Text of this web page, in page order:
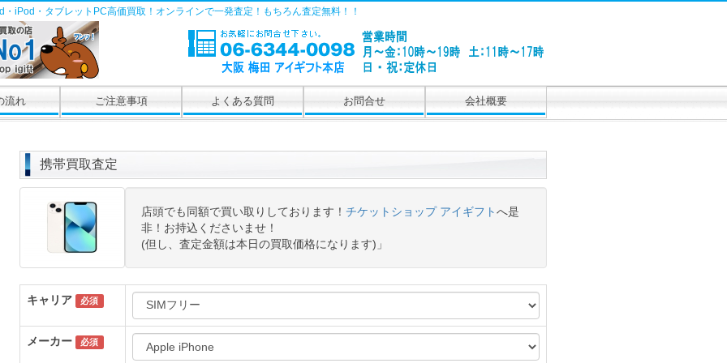
iPod・タブレットPC高価買取！オンラインで一発査定！もちろん査定無料！！
流れ ご注意事項 よくある質問 お問合せ 会社概要
携帯買取査定
店頭でも同額で買い取りしております！ チケットショップ アイギフトへ是
非！お持込くださいませ！
(但し、査定金額は本日の買取価格になります)」
キャリア 必須
メーカー 必須